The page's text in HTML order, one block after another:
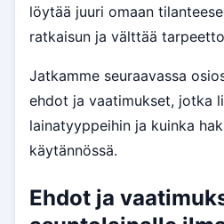
löytää juuri omaan
ratkaisun ja välttää
Jatkamme seuraavassa
ehdot ja vaatimukset, jotka
lainatyyppeihin ja kuinka
käytännössä.
Ehdot ja